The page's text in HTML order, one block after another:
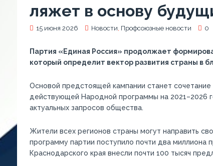
ляжет в основу
15 июня 2026 Новости Профсоюзные новости 0
Партия «Единая Россия» продолжает
который определит вектор развития страны в
Основой предстоящей кампании станет
действующей Народной программы на 2021–2026
актуальных запросов общества.
Жители всех регионов страны могут направить
программу партии поступило почти два миллиона
Краснодарского края внесли почти 100 тысяч